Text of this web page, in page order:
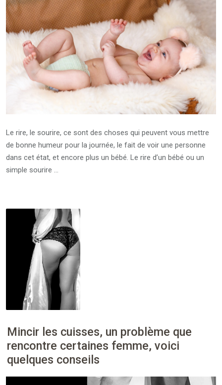
Le rire, le sourire, ce sont des choses qui peuvent vous mettre
de bonne humeur pour la journée, le fait de voir une personne
dans cet état, et encore plus un bébé. Le rire d’un bébé ou un
simple sourire …
Mincir les cuisses, un problème que
rencontre certaines femme, voici
quelques conseils